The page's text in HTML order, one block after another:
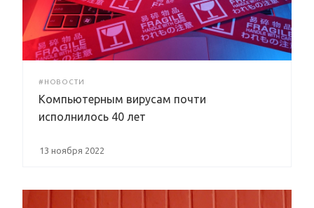
#НОВОСТИ
Компьютерным вирусам почти
исполнилось 40 лет
13 ноября 2022